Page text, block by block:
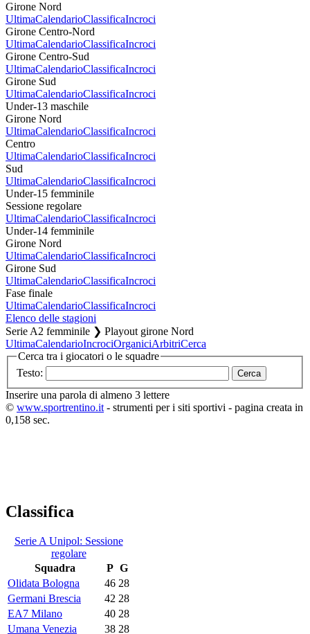
Girone Nord
UltimaCalendarioClassificaIncroci
Girone Centro-Nord
UltimaCalendarioClassificaIncroci
Girone Centro-Sud
UltimaCalendarioClassificaIncroci
Girone Sud
UltimaCalendarioClassificaIncroci
Under-13 maschile
Girone Nord
UltimaCalendarioClassificaIncroci
Centro
UltimaCalendarioClassificaIncroci
Sud
UltimaCalendarioClassificaIncroci
Under-15 femminile
Sessione regolare
UltimaCalendarioClassificaIncroci
Under-14 femminile
Girone Nord
UltimaCalendarioClassificaIncroci
Girone Sud
UltimaCalendarioClassificaIncroci
Fase finale
UltimaCalendarioClassificaIncroci
Elenco delle stagioni
Serie A2 femminile ❯ Playout girone Nord
UltimaCalendarioIncrociOrganiciArbitriCerca
Cerca tra i giocatori o le squadre
Testo:
Inserire una parola di almeno 3 lettere
© www.sportrentino.it - strumenti per i siti sportivi - pagina creata in
0,158 sec.
Classifica
Serie A Unipol: Sessione
regolare
Squadra
P G
Olidata Bologna
46 28
Germani Brescia
42 28
EA7 Milano
40 28
Umana Venezia
38 28